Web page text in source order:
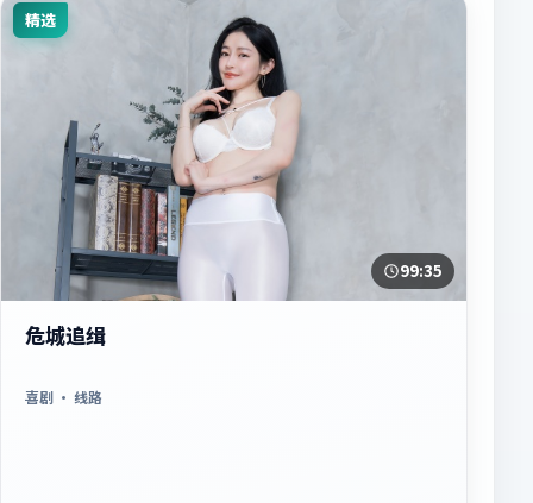
精选
99:35
危城追缉
喜剧 · 线路